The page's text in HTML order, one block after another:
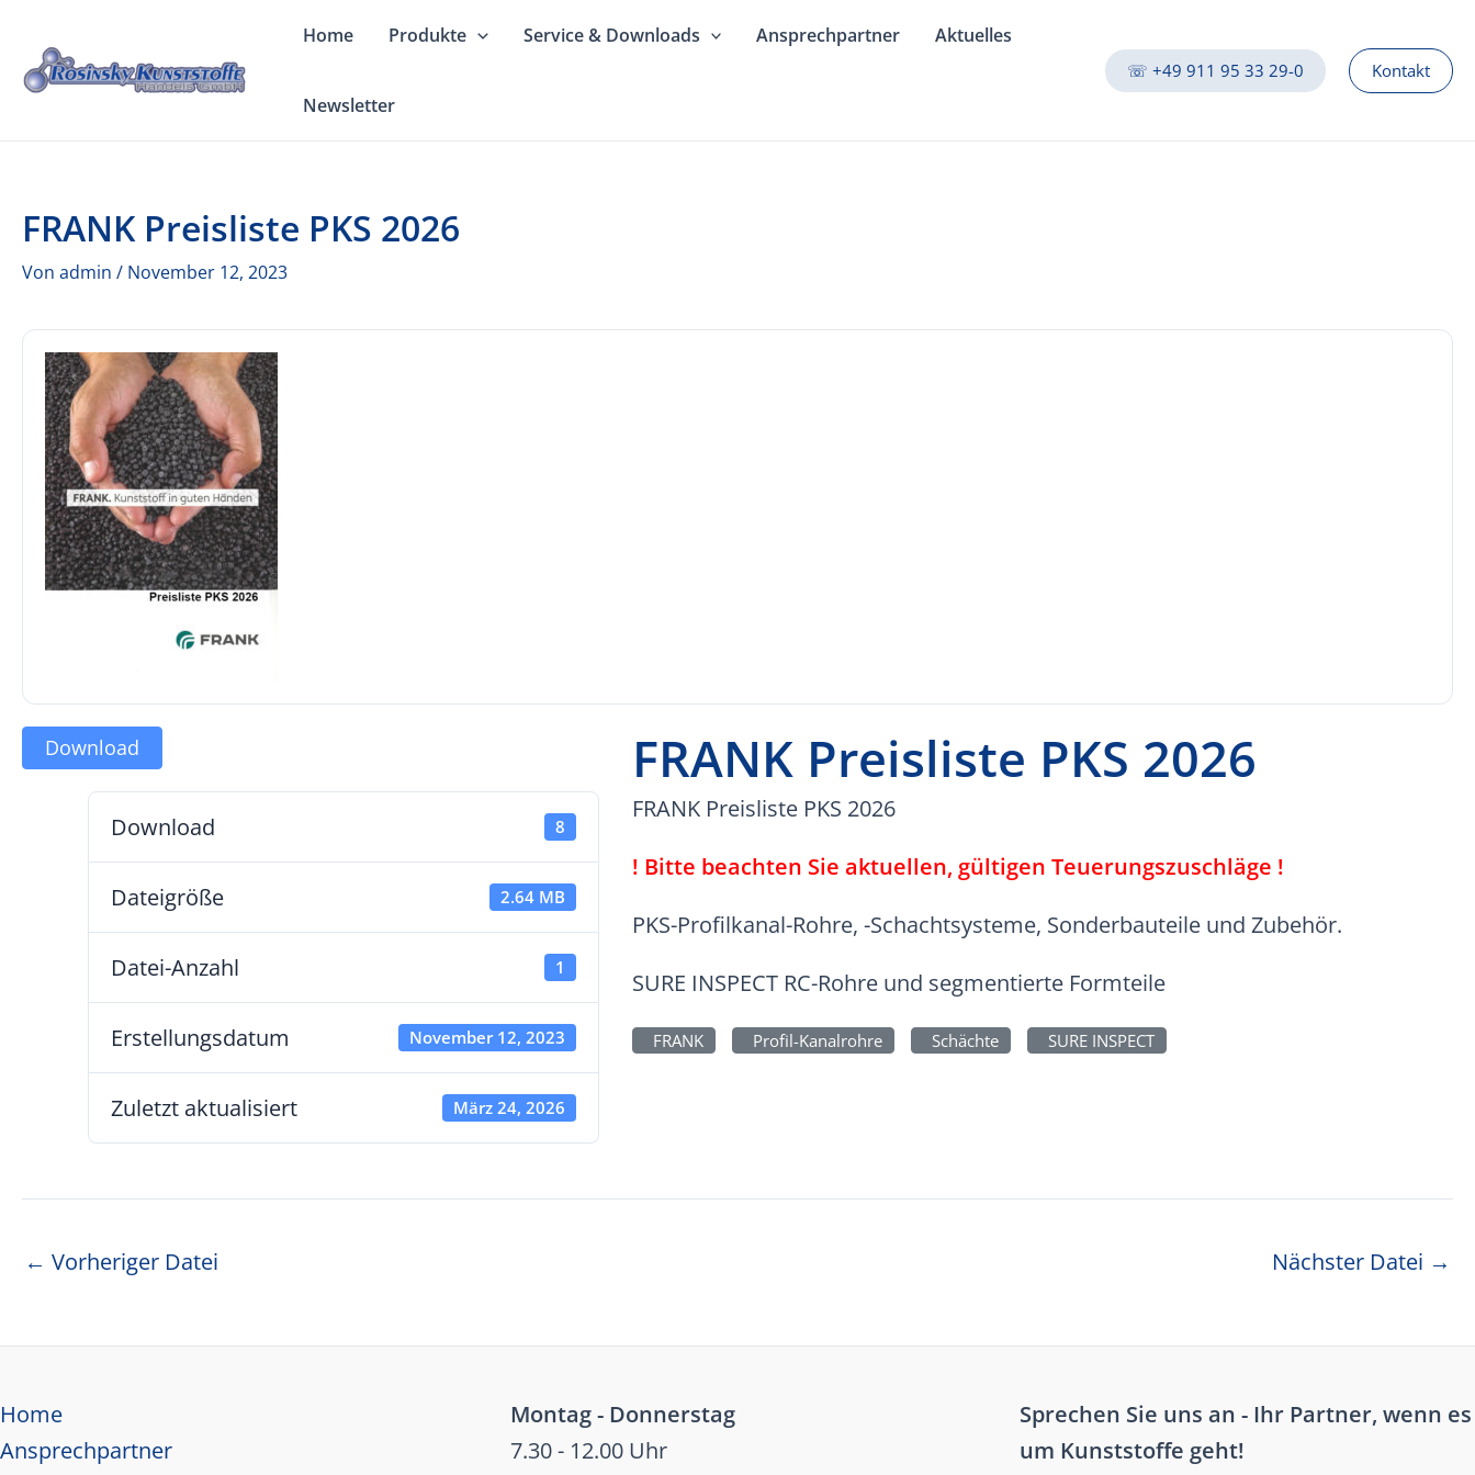
Inhalt
springen
Home Produkte Service & Downloads Ansprechpartner Aktuelles
Newsletter
☏ +49 911 95 33 29-0 Kontakt
FRANK Preisliste PKS 2026
Von admin / November 12, 2023
Download
Download 8
Dateigröße 2.64 MB
Datei-Anzahl 1
Erstellungsdatum November 12, 2023
Zuletzt aktualisiert März 24, 2026
FRANK Preisliste PKS 2026
FRANK Preisliste PKS 2026
! Bitte beachten Sie aktuellen, gültigen Teuerungszuschläge !
PKS-Profilkanal-Rohre, -Schachtsysteme, Sonderbauteile und Zubehör.
SURE INSPECT RC-Rohre und segmentierte Formteile
FRANK Profil-Kanalrohre Schächte SURE INSPECT
Beitragsnavigation
← Vorheriger Datei Nächster Datei →
Home
Ansprechpartner
Montag - Donnerstag
7.30 - 12.00 Uhr
Sprechen Sie uns an - Ihr Partner, wenn es
um Kunststoffe geht!